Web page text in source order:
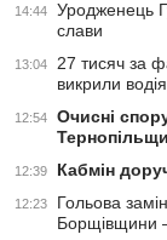
14:44
Уродженець
слави
13:04
27 тисяч за
викрили
12:54
Очисні
12:39 Кабмін
12:23
Гольова
Борщівщини